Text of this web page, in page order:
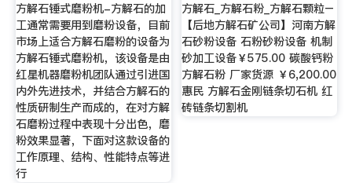
方解石锤式磨粉机-方解石的加
工通常需要用到磨粉设备，目前
市场上适合方解石磨粉的设备为
方解石锤式磨粉机，该设备是由
红星机器磨粉机团队通过引进国
内外先进技术，并结合方解石的
性质研制生产而成的，在对方解
石磨粉过程中表现十分出色，磨
粉效果显著，下面对这款设备的
工作原理、结构、性能特点等进
行
方解石_方解石粉_方解石颗粒–
【后地方解石矿公司】河南方解
石砂粉设备 石粉砂粉设备 机制
砂加工设备￥575.00 碳酸钙粉
方解石粉 厂家货源 ￥6,200.00
惠民 方解石金刚链条切石机 红
砖链条切割机